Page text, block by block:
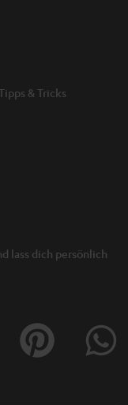
& Tricks
lass dich persönlich